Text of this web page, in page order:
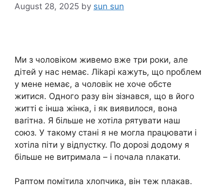
August 28, 2025 by sun sun
Ми з чоловіком живемо вже три роки, але
дітей у нас немає. Ліkарі кажуть, що nроблем
у мене немає, а чоловік не хоче обсте
житися. Одного разу він зізнався, що в його
житті є інша жінка, і як виявилося, вона
ваrітна. Я більше не хотіла рятувати наш
союз. У такому стані я не могла працювати і
хотіла піти у відпустку. По дорозі додому я
більше не витримала – і почала nлакати.
Раптом помітила хлопчика, він теж nлакав.